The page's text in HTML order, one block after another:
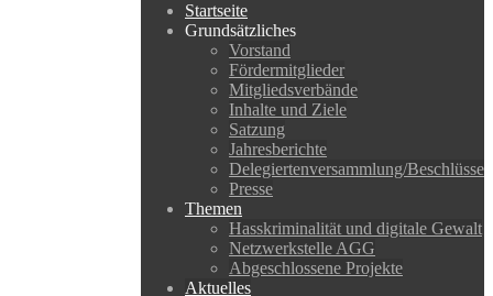
Startseite
Grundsätzliches
Vorstand
Fördermitglieder
Mitgliedsverbände
Inhalte und Ziele
Satzung
Jahresberichte
Delegiertenversammlung/Beschlüsse
Presse
Themen
Hasskriminalität und digitale Gewalt
Netzwerkstelle AGG
Abgeschlossene Projekte
Aktuelles